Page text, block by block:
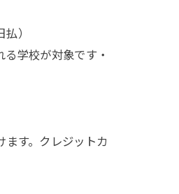
）
学校が対象です・
ます。クレジットカ